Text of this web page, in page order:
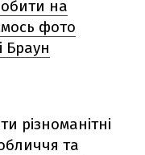
на
фото
Браун
різноманітні
та